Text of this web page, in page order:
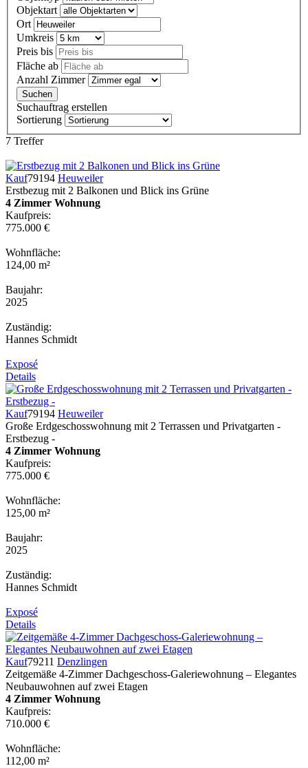
Objektart
Ort
Umkreis
Preis bis
Fläche ab
Anzahl Zimmer
Suchauftrag erstellen
Sortierung
7 Treffer
Kauf79194 Heuweiler
Erstbezug mit 2 Balkonen und Blick ins Grüne
4 Zimmer Wohnung
Kaufpreis:
775.000 €
Wohnfläche:
124,00 m²
Baujahr:
2025
Zuständig:
Hannes Schmidt
Exposé
Details
Kauf79194 Heuweiler
Große Erdgeschosswohnung mit 2 Terrassen und Privatgarten -
Erstbezug -
4 Zimmer Wohnung
Kaufpreis:
775.000 €
Wohnfläche:
125,00 m²
Baujahr:
2025
Zuständig:
Hannes Schmidt
Exposé
Details
Kauf79211 Denzlingen
Zeitgemäße 4-Zimmer Dachgeschoss-Galeriewohnung – Elegantes
Neubauwohnen auf zwei Etagen
4 Zimmer Wohnung
Kaufpreis:
710.000 €
Wohnfläche:
112,00 m²